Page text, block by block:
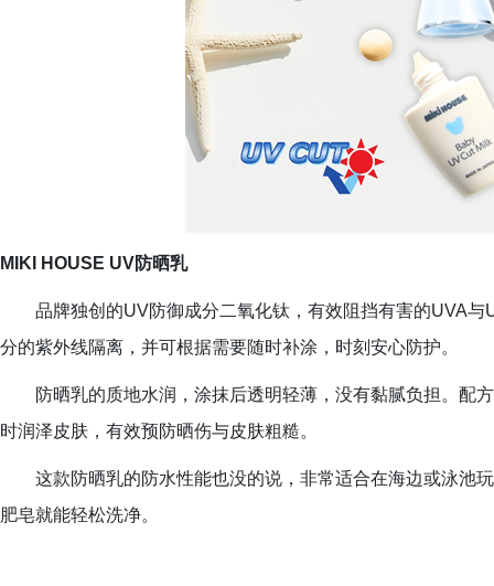
MIKI HOUSE UV防晒乳
品牌独创的UV防御成分二氧化钛，有效阻挡有害的UVA
分的紫外线隔离，并可根据需要随时补涂，时刻安心防护。
防晒乳的质地水润，涂抹后透明轻薄，没有黏腻负担。配
时润泽皮肤，有效预防晒伤与皮肤粗糙。
这款防晒乳的防水性能也没的说，非常适合在海边或泳池
肥皂就能轻松洗净。